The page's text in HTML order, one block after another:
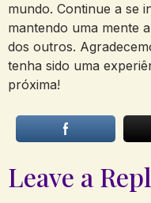
mundo. Continue a ⁢se
mantendo uma mente
dos outros.
tenha sido⁢ uma
próxima!
Leave a